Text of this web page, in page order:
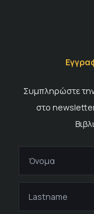
Συμπληρώστε
στο newsletter